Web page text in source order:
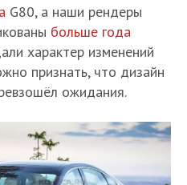
G80, а наши рендеры
больше года
характер изменений
признать, что дизайн
ожидания.